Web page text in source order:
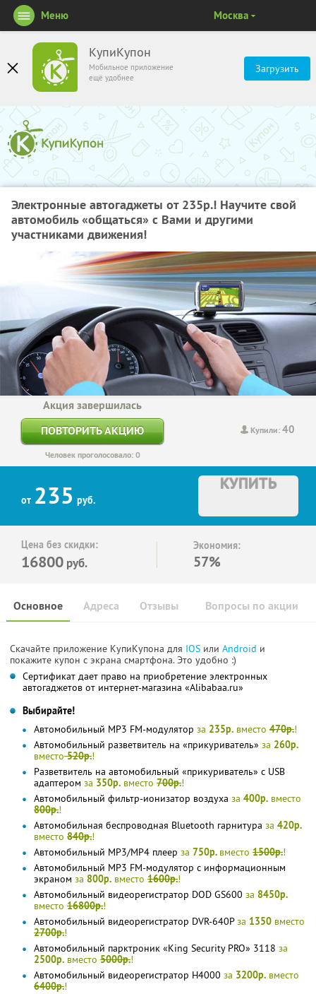
КупиКупон
Мобильное приложение
ещё удобнее
Загрузить
Меню Москва
Электронные автогаджеты от 235р.! Научите свой
автомобиль «общаться» с Вами и другими
участниками движения!
Купили:40
Акция завершилась
ПОВТОРИТЬ АКЦИЮ
Человек проголосовало: 0
от 235 руб.
КУПИТЬ
Цена без скидки:
16800 руб.
Экономия:
57%
Основное Отзывы Вопросы по акции
Адреса
Скачайте приложение КупиКупона для IOS или Android и
покажите купон с экрана смартфона. Это удобно :)
Сертификат дает право на приобретение электронных
автогаджетов от интернет-магазина «Alibabaa.ru»
Выбирайте!
Автомобильный MP3 FM-модулятор за 235р. вместо 470р.!
Автомобильный разветвитель на «прикуриватель» за 260р.
вместо520р.!
Разветвитель на автомобильный «прикуриватель» с USB
адаптером за 350р. вместо 700р.!
Автомобильный фильтр-ионизатор воздуха за 400р. вместо
800р.!
Автомобильная беспроводная Bluetooth гарнитура за 420р.
вместо 840р.!
Автомобильный MP3/MP4 плеер за 750р. вместо 1500р.!
Автомобильный MP3 FM-модулятор с информационным
экраном за 800р. вместо 1600р.!
Автомобильный видеорегистратор DOD GS600 за 8450р.
вместо 16800р.!
Автомобильный видеорегистратор DVR-640Pза 1350 вместо
2700р.!
Автомобильный парктроник «King Security PRO» 3118 за
2500р. вместо 5000р.!
Автомобильный видеорегистратор H4000 за 3200р. вместо
6400р.!